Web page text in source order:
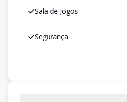
Sala de Jogos
Segurança